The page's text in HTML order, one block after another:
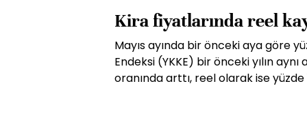
Kira fiyatlarında reel
Mayıs ayında bir önceki aya göre
Endeksi (YKKE) bir önceki yılın
oranında arttı, reel olarak ise yüzde